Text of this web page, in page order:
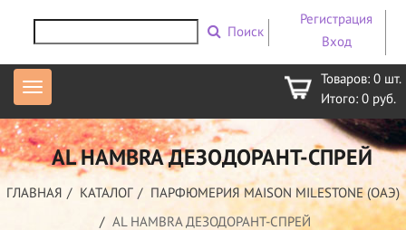
Поиск
Регистрация
Вход
Товаров: 0 шт.
Итого: 0 руб.
AL HAMBRA ДЕЗОДОРАНТ-СПРЕЙ
ГЛАВНАЯ КАТАЛОГ
ПАРФЮМЕРИЯ MAISON MILESTONE (ОАЭ)
AL HAMBRA ДЕЗОДОРАНТ-СПРЕЙ